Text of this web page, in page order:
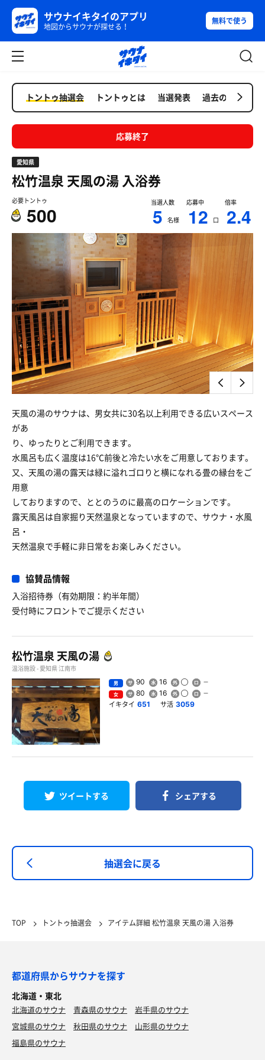
サウナイキタイのアプリ
地図からサウナが探せる！
無料で使う
トントゥ抽選会 トントゥとは 当選発表 過去の抽選会
応募終了
愛知県
松竹温泉 天風の湯入浴券
必要トントゥ
500
当選人数
5 名様
応募中
12 口
倍率
2.4
天風の湯のサウナは、男女共に30名以上利用できる広いスペース
があ
り、ゆったりとご利用できます。
水風呂も広く温度は16℃前後と冷たい水をご用意しております。
又、天風の湯の露天は緑に溢れゴロりと横になれる畳の縁台をご
用意
しておりますので、ととのうのに最高のロケーションです。
露天風呂は自家掘り天然温泉となっていますので、サウナ・水風
呂・
天然温泉で手軽に非日常をお楽しみください。
協賛品情報
入浴招待券（有効期限：約半年間）
受付時にフロントでご提示ください
松竹温泉 天風の湯
温浴施設 - 愛知県 江南市
男 90 16
女 80 16
イキタイ 651 サ活 3059
ツイートする シェアする
抽選会に戻る
TOP トントゥ抽選会 アイテム詳細 松竹温泉 天風の湯 入浴券
都道府県からサウナを探す
北海道・東北
北海道のサウナ 青森県のサウナ
岩手県のサウナ
宮城県のサウナ
秋田県のサウナ
山形県のサウナ
福島県のサウナ